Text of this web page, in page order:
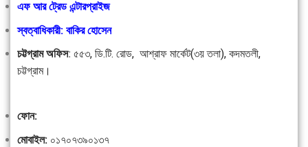
এফ আর ট্রেড এন্টারপ্রাইজ
স্বত্বাধিকারী: বাকির হোসেন
চট্টগ্রাম অফিস: ৫৫৩, ডি.টি. রোড, আশ্রাফ মার্কেট(৩য় তলা), কদমতলী,
চট্টগ্রাম।
ফোন:
মোবাইল: ০১৭০৭৩৯০১৩৭